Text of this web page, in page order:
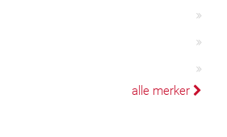
alle merker